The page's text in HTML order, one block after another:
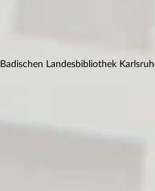
Landesbibliothek